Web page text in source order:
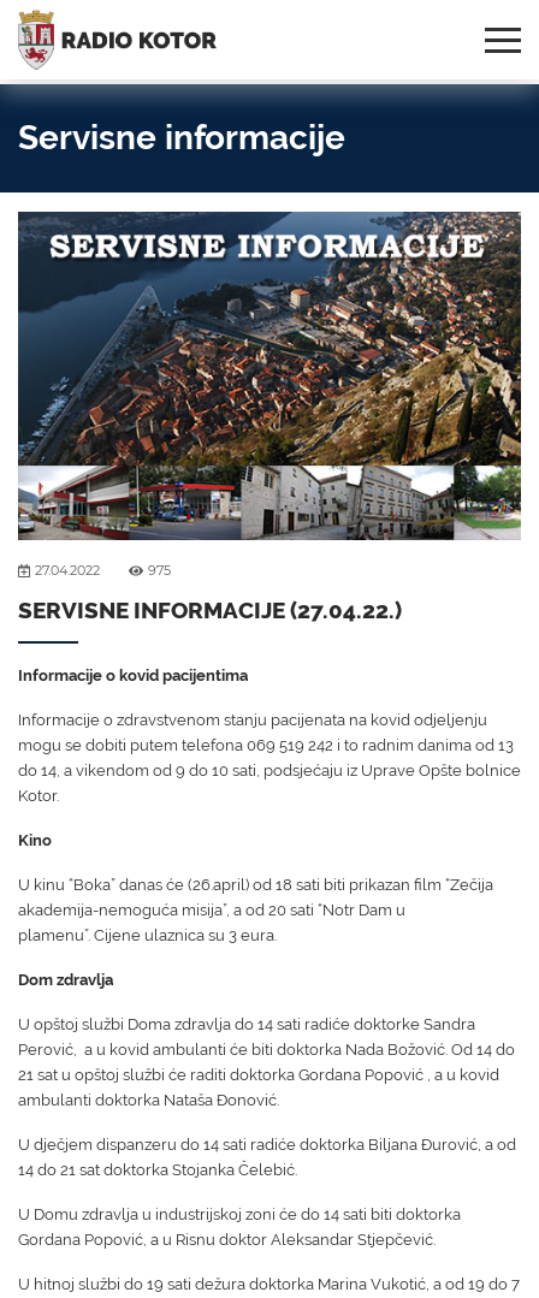
S PONOSOM NOSIMO IME
SVOG GRADA!
Servisne informacije
27.04.2022 975
SERVISNE INFORMACIJE (27.04.22.)
Informacije o kovid pacijentima
Informacije o zdravstvenom stanju pacijenata na kovid odjeljenju
mogu se dobiti putem telefona 069 519 242 i to radnim danima od 13
do 14, a vikendom od 9 do 10 sati, podsjećaju iz Uprave Opšte bolnice
Kotor.
Kino
U kinu “Boka” danas će (26.april) od 18 sati biti prikazan film “Zečija
akademija-nemoguća misija”, a od 20 sati “Notr Dam u
plamenu”. Cijene ulaznica su 3 eura.
Dom zdravlja
U opštoj službi Doma zdravlja do 14 sati radiće doktorke Sandra
Perović, a u kovid ambulanti će biti doktorka Nada Božović. Od 14 do
21 sat u opštoj službi će raditi doktorka Gordana Popović , a u kovid
ambulanti doktorka Nataša Đonović.
U dječjem dispanzeru do 14 sati radiće doktorka Biljana Đurović, a od
14 do 21 sat doktorka Stojanka Čelebić.
U Domu zdravlja u industrijskoj zoni će do 14 sati biti doktorka
Gordana Popović, a u Risnu doktor Aleksandar Stjepčević.
U hitnoj službi do 19 sati dežura doktorka Marina Vukotić, a od 19 do 7